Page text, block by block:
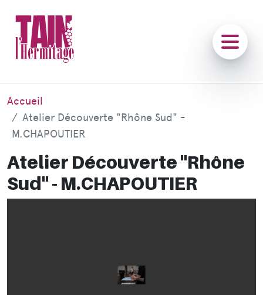
Accueil
Atelier Découverte "Rhône Sud" -
M.CHAPOUTIER
Atelier Découverte "Rhône
Sud" - M.CHAPOUTIER